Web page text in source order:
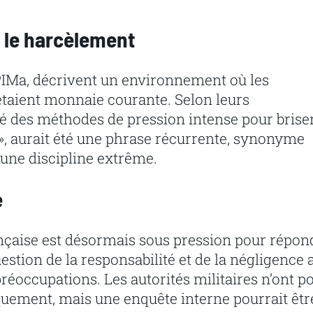
harcèlement
décrivent un environnement où les
monnaie courante. Selon leurs
méthodes de pression intense pour
aurait été une phrase récurrente, synonyme
discipline extrême.
est désormais sous pression pour
de la responsabilité et de la négligence
Les autorités militaires n’ont
mais une enquête interne pourrait